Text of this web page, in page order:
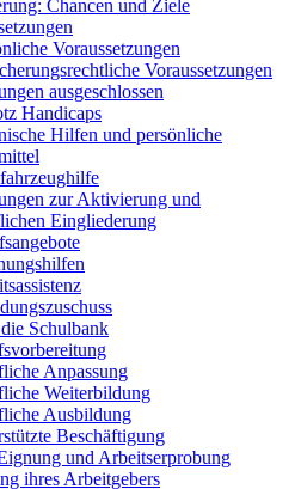
Chancen und Ziele
Voraussetzungen
Voraussetzungen
ausgeschlossen
Handicaps
Hilfen und persönliche
zur Aktivierung und
Eingliederung
Schulbank
Anpassung
Weiterbildung
Ausbildung
Beschäftigung
und Arbeitserprobung
ihres Arbeitgebers